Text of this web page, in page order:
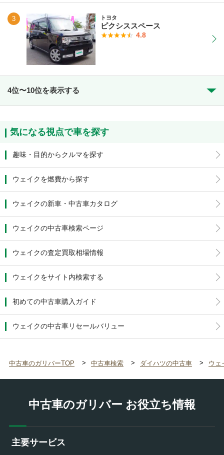
3 トヨタ
ピクシススペース
4.8
4位〜10位を表示する
気になる視点で車を探す
趣味・目的からクルマを探す
ウェイクを燃費から探す
ウェイクの新車・中古車カタログ
ウェイクの中古車検索ページ
ウェイクの査定買取相場情報
ウェイクをサイト内検索する
初めての中古車購入ガイド
ウェイクの中古車リセールバリュー
中古車のガリバーTOP 中古車検索 ダイハツの中古車 ウェ
中古車のガリバー お役立ち情報
主要サービス